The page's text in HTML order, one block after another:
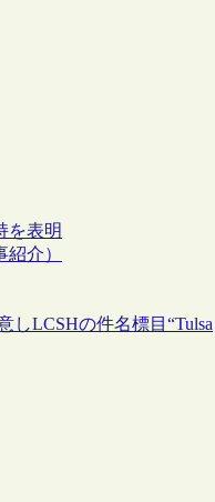
を表明
介）
LCSHの件名標目“Tulsa